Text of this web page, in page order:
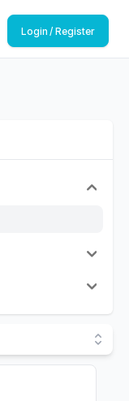
Login / Register